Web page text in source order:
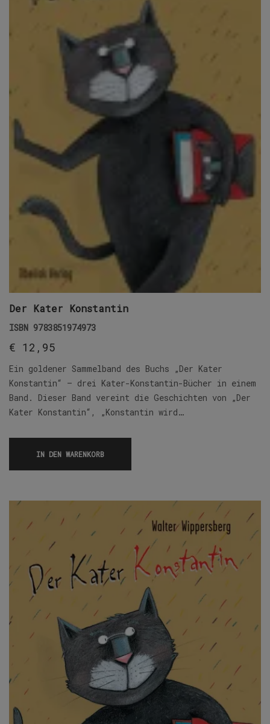
Der Kater Konstantin
ISBN 9783851974973
€ 12,95
Ein goldener Sammelband des Buchs „Der Kater
Konstantin“ – drei Kater-Konstantin-Bücher in einem
Band. Dieser Band vereint die Geschichten von „Der
Kater Konstantin“, „Konstantin wird…
IN DEN WARENKORB